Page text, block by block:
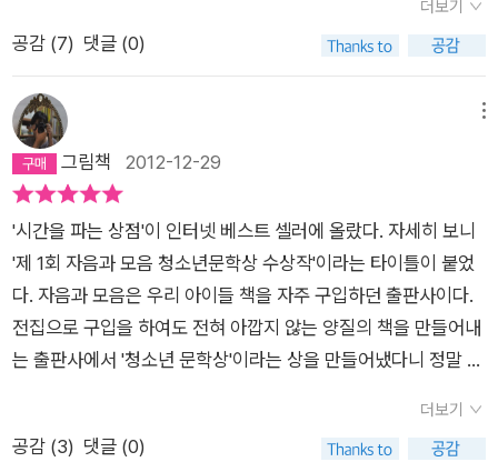
매력적으로 다가왔던 제목의 의미가 단순한 심부름 센터의 역할
바이트를 찾아낸 것이 심부름 센터를 벤치마킹 한 시간을 파는 상
점이라는 것은 억지스러우나 신선한 발상이었다. 그러나 온조가
내건 윤리 기준과 운영 방침은 어수룩하기 짝이 없었고, 여러가지
문제점을 가지고 있었지만 그것들에 대해 하나하나 대처하고 반
론을 하려 하지 않았다는 점이 아쉬웠다. 어린 온조가 얼마나 잘
대처하는가를 보고 싶은 게 아니라 온조만의 방식으로 '그런 류의
상점이 아니다'라고 어필할 수 있는 특이 지점이 있어야 하는데
일차원적인 사유로만 밀어 붙이기만 해서 답답해졌다. 돈만 주면
뭐든지 하는 가게라고 생각할 여지가 충분하고, 그런 오해에 대해
그 부분이 너무 미약하다. 그저 울거나 화를 내거나, 자신만의 기
준이 있다는 말로 얼버무리고 넘어가는 것은 좋지 않은 태도다.
가 물기를 흠뻑 빨아들이듯이 작가가 전하고자 하는 메시지를 내
『나미야 잡화점의 기적』을 떠올렸다. 『나미야 잡화점의 기적』에
등장하는 각각의 에피소드처럼 피카레스크식 구성으로 전개되리
라 예측했다. 그런데 미묘하게 달랐다. 이 소설 속 이야기들은 모
두 ‘시간’이라는 하나의 주제를 향했다. 옴니버스 식의 구성도 담
겨있었다. 모든 이야기에는 시간이 배경 음악처럼 흘렀다. 그 속
에서 전개되는 이야기들은 캐논 변주곡처럼 다양한 리듬을 타며
조금씩 변주되었다. 겹겹이 스며든 시간들은 마지막 장을 덮는 순
간 우르르 끓어 넘쳐 시야를 뿌옇게 만들었다.『나미야 잡화점의
기적』에서처럼 시간을 왔다 갔다 하는 판타지적인 요소가 없어도
다시 펼쳐보면 읽었던 내용에 대한 기억이 가물가물해서 도돌이
표를 찍곤 한다. 이 책은 그럴 필요가 없었다. 다음에 전개될 이야
간이라는 추상적인 개념과 사유가 아직 채 중학교도 못간 아이에
게는 어려웠으리라그리고 이야기 자체는 술술 넘어가지만 중간
설을 읽으면 내용이 한결같다.아버지의 부재 혹은 있어도 배경씩
씩한 엄마 그리고 엄마와 소통이 잘 되는 딸설령 엄마와 상극인
딸이 나오더라도 (신기루처럼) 나도 모르게 엄마를 이해하고 받
많고 여학생은 아빠가 부재중이며 엄마와는 긴밀한 관계를 갖는
다. 그것이 대립이든 소통이든그리고 나를 좋아하는 단짝이 있고
멀리서 친구와 연인의 중간에 선 괜찮은 이성친구도 있다.그리고
사건은 항상 주인공에게 일어나며 쿨하고 중성적인 주인공이 그
문제를 풀어나간다.물론 주인공이니만큼 문제가 그에게 몰리는
건 당연하지만 늘 중성적이고 털털한 주인공이다.사실 시간이라
는 사유를 뺀다면 이 책도 충실하게 그런 청소년 도서의 수순을
더보기
공감 (7) 댓글 (0)
그림책 2012-12-29
'시간을 파는 상점'이 인터넷 베스트 셀러에 올랐다. 자세히 보니
'제 1회 자음과 모음 청소년문학상 수상작'이라는 타이틀이 붙었
다. 자음과 모음은 우리 아이들 책을 자주 구입하던 출판사이다.
전집으로 구입을 하여도 전혀 아깝지 않는 양질의 책을 만들어내
는 출판사에서 '청소년 문학상'이라는 상을 만들어냈다니 정말 반
고, 또 독자들에게 좋은 작품을 선물하겠구나 싶었다. 제 1회 작품
부터 눈여겨 봐야지 하고 사 놓았는데, 딸 아이 학교 필독서라고
더보기
공감 (3) 댓글 (0)